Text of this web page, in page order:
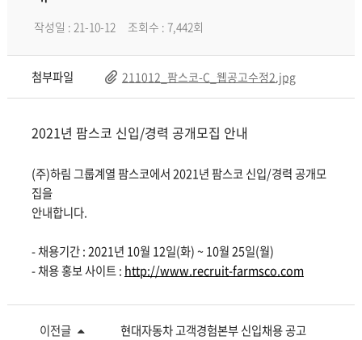
작성일 : 21-10-12 조회수 : 7,442회
첨부파일 211012_팜스코-C_웹공고수정2.jpg
2021년 팜스코 신입/경력 공개모집 안내
(주)하림 그룹계열 팜스코에서 2021년 팜스코 신입/경력 공개모
집을
안내합니다.
- 채용기간 : 2021년 10월 12일(화) ~ 10월 25일(월)
- 채용 홍보 사이트 : http://www.recruit-farmsco.com
이전글 현대자동차 고객경험본부 신입채용 공고